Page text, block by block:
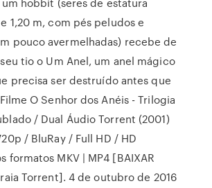
1,20 m, com pés peludos e
pouco avermelhadas) recebe de
tio o Um Anel, um anel mágico
precisa ser destruído antes que
O Senhor dos Anéis - Trilogia
/ Dual Áudio Torrent (2001)
/ BluRay / Full HD / HD
formatos MKV | MP4 [BAIXAR
Torrent]. 4 de outubro de 2016